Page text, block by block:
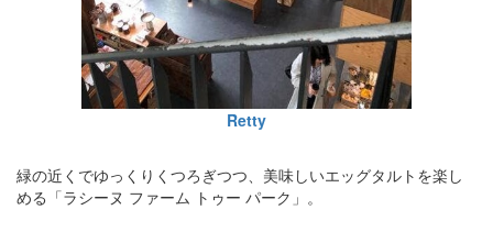
Retty
緑の近くでゆっくりくつろぎつつ、美味しいエッグタルトを楽し
める「ラシーヌ ファーム トゥー パーク」。